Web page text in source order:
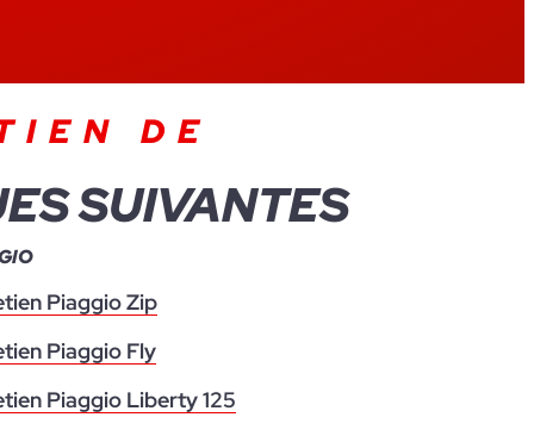
DE
SUIVANTES
Piaggio Zip
Piaggio Fly
Piaggio Liberty 125